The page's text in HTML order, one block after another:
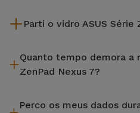
Parti o vidro ASUS Série
a loja mais próxima de si.
Quanto tempo demora a
ZenPad Nexus 7?
efetuada em
Perco os meus dados